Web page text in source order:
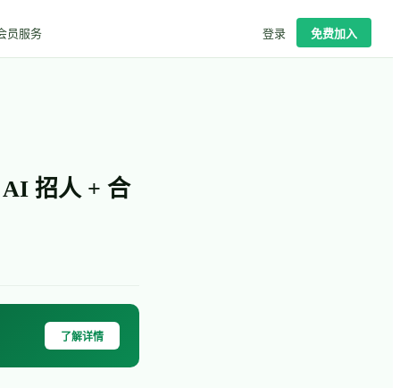
员服务 登录 免费加入
AI 招人 + 合
了解详情